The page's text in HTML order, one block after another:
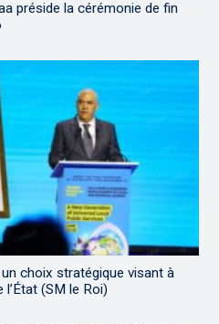
préside la cérémonie de fin
choix stratégique visant à
(SM le Roi)